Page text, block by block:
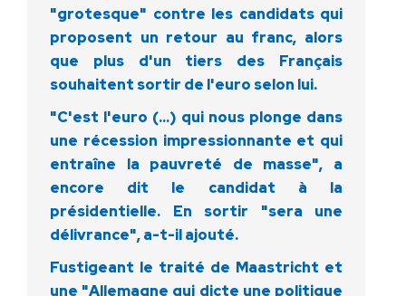
"grotesque" contre les candidats qui
proposent un retour au franc, alors
que plus d'un tiers des Français
souhaitent sortir de l'euro selon lui.
"C'est l'euro (…) qui nous plonge dans
une récession impressionnante et qui
entraîne la pauvreté de masse", a
encore dit le candidat à la
présidentielle. En sortir "sera une
délivrance", a-t-il ajouté.
Fustigeant le traité de Maastricht et
une "Allemagne qui dicte une politique